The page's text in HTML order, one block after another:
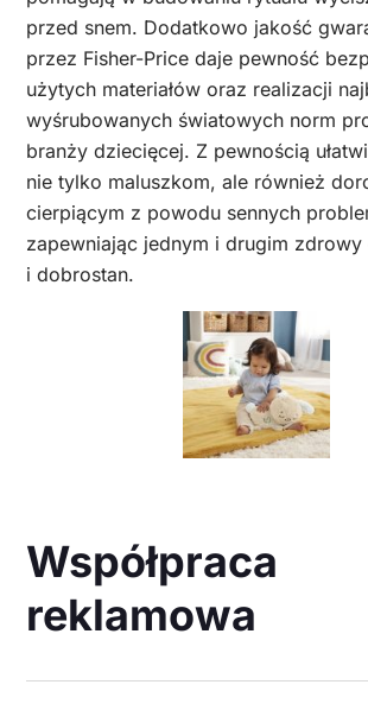
przed snem. Dodatkowo jakość
przez Fisher-Price daje pewność
użytych materiałów oraz realizacji
wyśrubowanych światowych norm
branży dziecięcej. Z pewnością
nie tylko maluszkom, ale również
cierpiącym z powodu sennych
zapewniając jednym i drugim
i dobrostan.
Współpraca
reklamowa